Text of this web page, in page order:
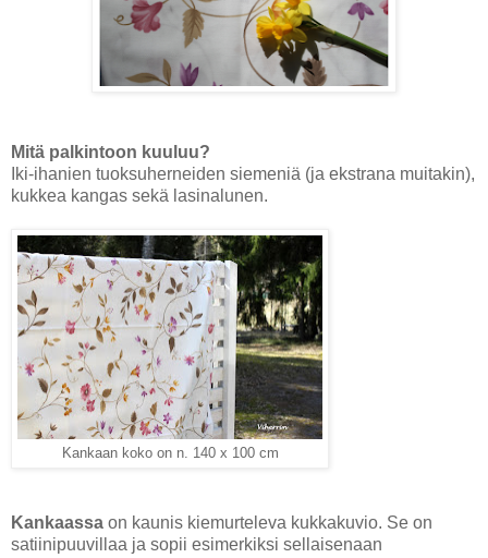
Mitä palkintoon kuuluu?
Iki-ihanien tuoksuherneiden siemeniä (ja ekstrana muitakin),
kukkea kangas sekä lasinalunen.
Kankaan koko on n. 140 x 100 cm
Kankaassa on kaunis kiemurteleva kukkakuvio. Se on
satiinipuuvillaa ja sopii esimerkiksi sellaisenaan